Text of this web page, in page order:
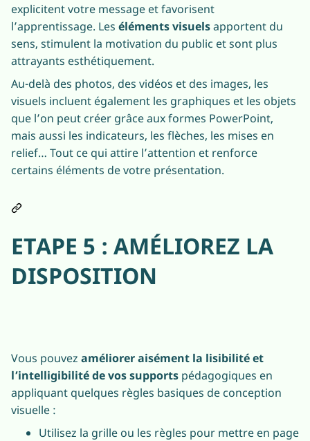
explicitent votre message et favorisent
l’apprentissage. Les éléments visuelsapportent du
sens, stimulent la motivation du public et sont plus
attrayants esthétiquement.
Au-delà des photos, des vidéos et des images, les
visuels incluent également les graphiques et les objets
que l’on peut créer grâce aux formes PowerPoint,
mais aussi les indicateurs, les flèches, les mises en
relief… Tout ce qui attire l’attention et renforce
certains éléments de votre présentation.
ETAPE 5 : AMÉLIOREZ LA
DISPOSITION
Vous pouvez améliorer aisément la lisibilité et
l’intelligibilité de vos supports pédagogiques en
appliquant quelques règles basiques de conception
visuelle :
Utilisez la grille ou les règles pour mettre en page